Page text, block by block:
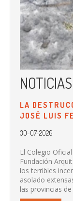
LA
JOSÉ LUIS
30-07-2026
El Colegio
Fundación
los terribles
asolado
las provincias